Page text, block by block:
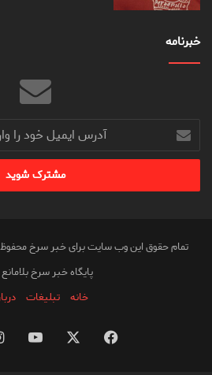
خبرنامه
آدرس
ایمیل
خود
وارد
تمام حقوق این وب سایت برای خبر سرخ
پایگاه خبر سرخ
خانه
تبلیغات
فیس